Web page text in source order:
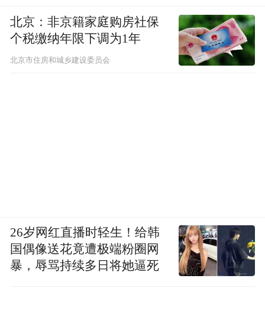
北京：非京籍家庭购房社保
个税缴纳年限下调为1年
北京市住房和城乡建设委员会
26岁网红直播时轻生！给韩
国偶像送花竟遭极端粉圈网
暴，辱骂持续多日将她逼死